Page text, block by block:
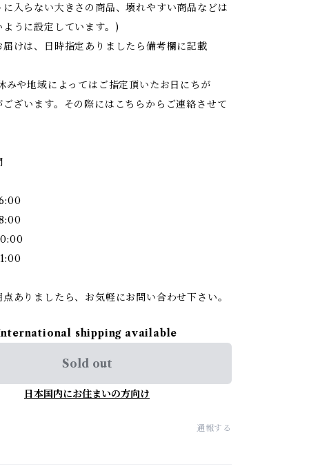
入らない大きさの商品、壊れやすい商品などは
うに設定しています。)
けは、日時指定ありましたら備考欄に記載
や地域によってはご指定頂いたお日にちが
ざいます。その際にはこちらからご連絡させて
ありましたら、お気軽にお問い合わせ下さい。
shipping available
Sold out
日本国内にお住まいの方向け
通報する